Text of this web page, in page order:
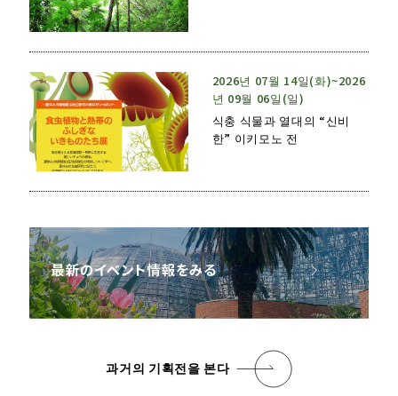
2026년 07월 14일(화)~2026
년 09월 06일(일)
식충 식물과 열대의 “신비
한” 이키모노 전
과거의 기획전을 본다